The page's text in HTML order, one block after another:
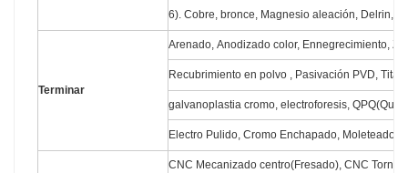
6). Cobre, bronce, Magnesio aleación, Delrin,
Terminar
Arenado, Anodizado color, Ennegrecimiento,
Recubrimiento en polvo , Pasivación PVD,
galvanoplastia cromo, electroforesis,
Electro Pulido, Cromo Enchapado, Moleteado,
CNC Mecanizado centro(Fresado), CNC